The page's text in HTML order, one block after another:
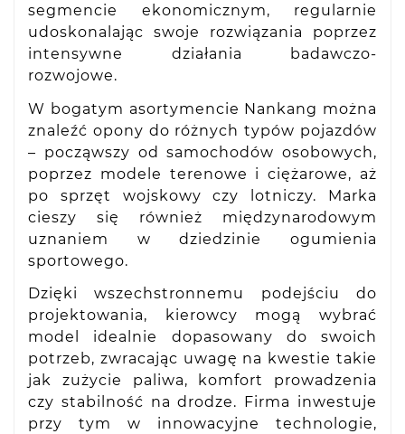
segmencie ekonomicznym, regularnie
udoskonalając swoje rozwiązania poprzez
intensywne działania badawczo-
rozwojowe.
W bogatym asortymencie Nankang można
znaleźć opony do różnych typów pojazdów
– począwszy od samochodów osobowych,
poprzez modele terenowe i ciężarowe, aż
po sprzęt wojskowy czy lotniczy. Marka
cieszy się również międzynarodowym
uznaniem w dziedzinie ogumienia
sportowego.
Dzięki wszechstronnemu podejściu do
projektowania, kierowcy mogą wybrać
model idealnie dopasowany do swoich
potrzeb, zwracając uwagę na kwestie takie
jak zużycie paliwa, komfort prowadzenia
czy stabilność na drodze. Firma inwestuje
przy tym w innowacyjne technologie,